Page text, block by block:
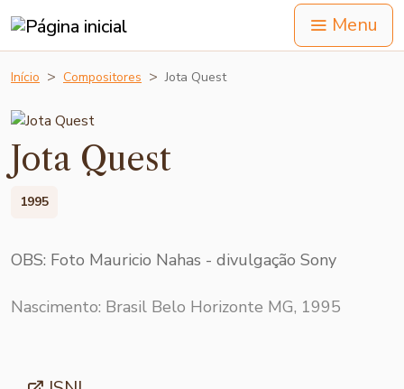
Menu
Início Compositores Jota Quest
Jota Quest
1995
OBS: Foto Mauricio Nahas - divulgação Sony
Nascimento: Brasil Belo Horizonte MG, 1995